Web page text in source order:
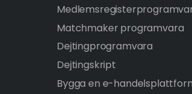
Matchmaker programvara
Dejtingprogramvara
Dejtingskript
Bygga en e-